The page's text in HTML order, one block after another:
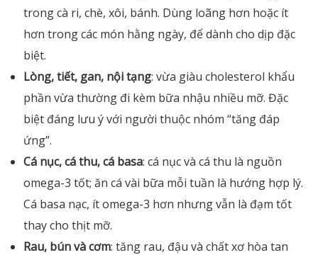
trong cà ri, chè, xôi, bánh. Dùng loãng hơn hoặc ít
hơn trong các món hằng ngày, để dành cho dịp đặc
biệt.
Lòng, tiết, gan, nội tạng: vừa giàu cholesterol khẩu
phần vừa thường đi kèm bữa nhậu nhiều mỡ. Đặc
biệt đáng lưu ý với người thuộc nhóm “tăng đáp
ứng”.
Cá nục, cá thu, cá basa: cá nục và cá thu là nguồn
omega-3 tốt; ăn cá vài bữa mỗi tuần là hướng hợp lý.
Cá basa nạc, ít omega-3 hơn nhưng vẫn là đạm tốt
thay cho thịt mỡ.
Rau, bún và cơm: tăng rau, đậu và chất xơ hòa tan